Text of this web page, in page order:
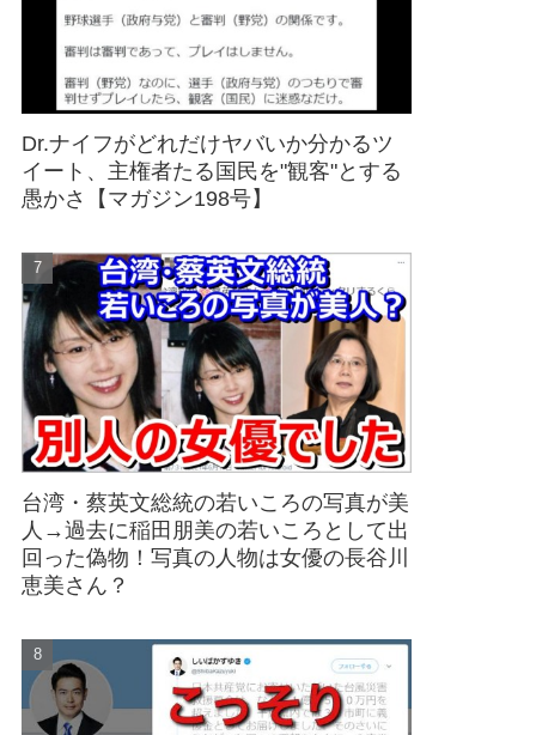
Dr.ナイフがどれだけヤバいか分かるツ
イート、主権者たる国民を"観客"とする
愚かさ【マガジン198号】
台湾・蔡英文総統の若いころの写真が美
人→過去に稲田朋美の若いころとして出
回った偽物！写真の人物は女優の長谷川
恵美さん？